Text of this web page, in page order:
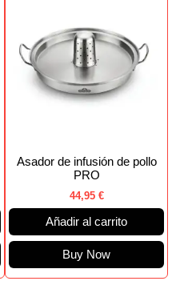
Asador de infusión de pollo
PRO
44,95 €
Añadir al carrito
Buy Now